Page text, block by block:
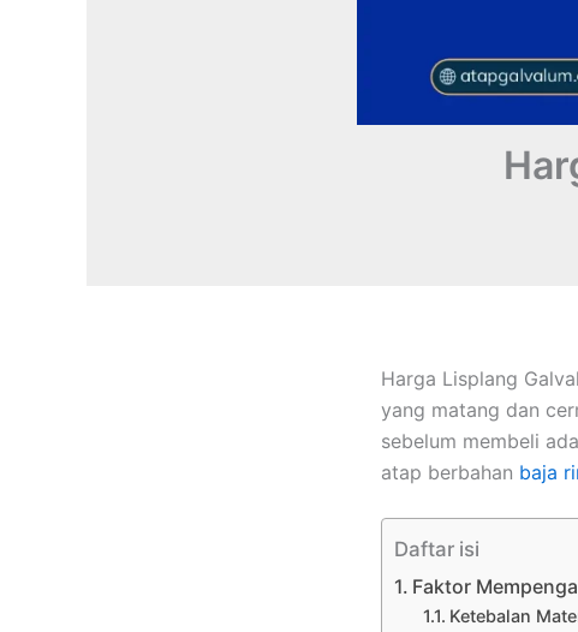
Harga Lisplang
yang matang dan
sebelum membeli
atap berbahan baja
Daftar isi
Faktor
Ketebalan